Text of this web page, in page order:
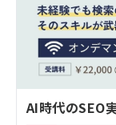
AI時代のSEO